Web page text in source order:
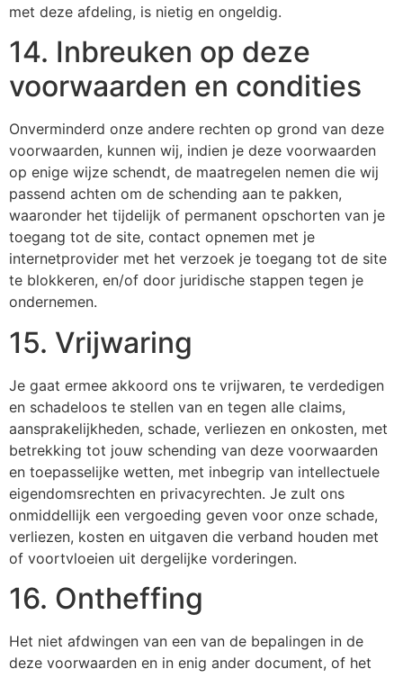
met deze afdeling, is nietig en ongeldig.
14. Inbreuken op deze
voorwaarden en condities
Onverminderd onze andere rechten op grond van deze
voorwaarden, kunnen wij, indien je deze voorwaarden
op enige wijze schendt, de maatregelen nemen die wij
passend achten om de schending aan te pakken,
waaronder het tijdelijk of permanent opschorten van je
toegang tot de site, contact opnemen met je
internetprovider met het verzoek je toegang tot de site
te blokkeren, en/of door juridische stappen tegen je
ondernemen.
15. Vrijwaring
Je gaat ermee akkoord ons te vrijwaren, te verdedigen
en schadeloos te stellen van en tegen alle claims,
aansprakelijkheden, schade, verliezen en onkosten, met
betrekking tot jouw schending van deze voorwaarden
en toepasselijke wetten, met inbegrip van intellectuele
eigendomsrechten en privacyrechten. Je zult ons
onmiddellijk een vergoeding geven voor onze schade,
verliezen, kosten en uitgaven die verband houden met
of voortvloeien uit dergelijke vorderingen.
16. Ontheffing
Het niet afdwingen van een van de bepalingen in de
deze voorwaarden en in enig ander document, of het